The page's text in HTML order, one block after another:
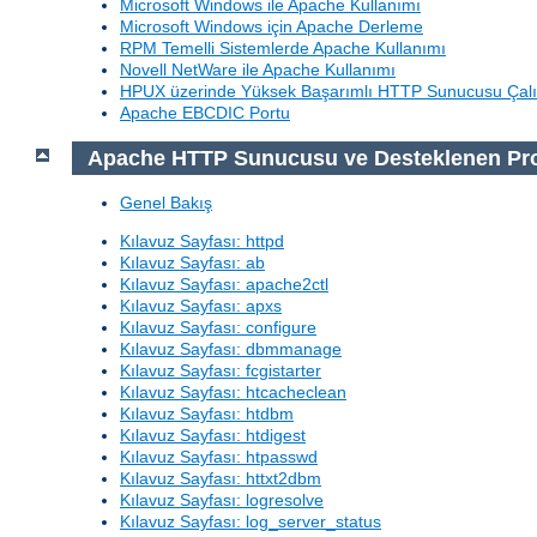
Microsoft Windows ile Apache Kullanımı
Microsoft Windows için Apache Derleme
RPM Temelli Sistemlerde Apache Kullanımı
Novell NetWare ile Apache Kullanımı
HPUX üzerinde Yüksek Başarımlı HTTP Sunucusu
Apache EBCDIC Portu
Apache HTTP Sunucusu ve Desteklenen
Genel Bakış
Kılavuz Sayfası: httpd
Kılavuz Sayfası: ab
Kılavuz Sayfası: apache2ctl
Kılavuz Sayfası: apxs
Kılavuz Sayfası: configure
Kılavuz Sayfası: dbmmanage
Kılavuz Sayfası: fcgistarter
Kılavuz Sayfası: htcacheclean
Kılavuz Sayfası: htdbm
Kılavuz Sayfası: htdigest
Kılavuz Sayfası: htpasswd
Kılavuz Sayfası: httxt2dbm
Kılavuz Sayfası: logresolve
Kılavuz Sayfası: log_server_status